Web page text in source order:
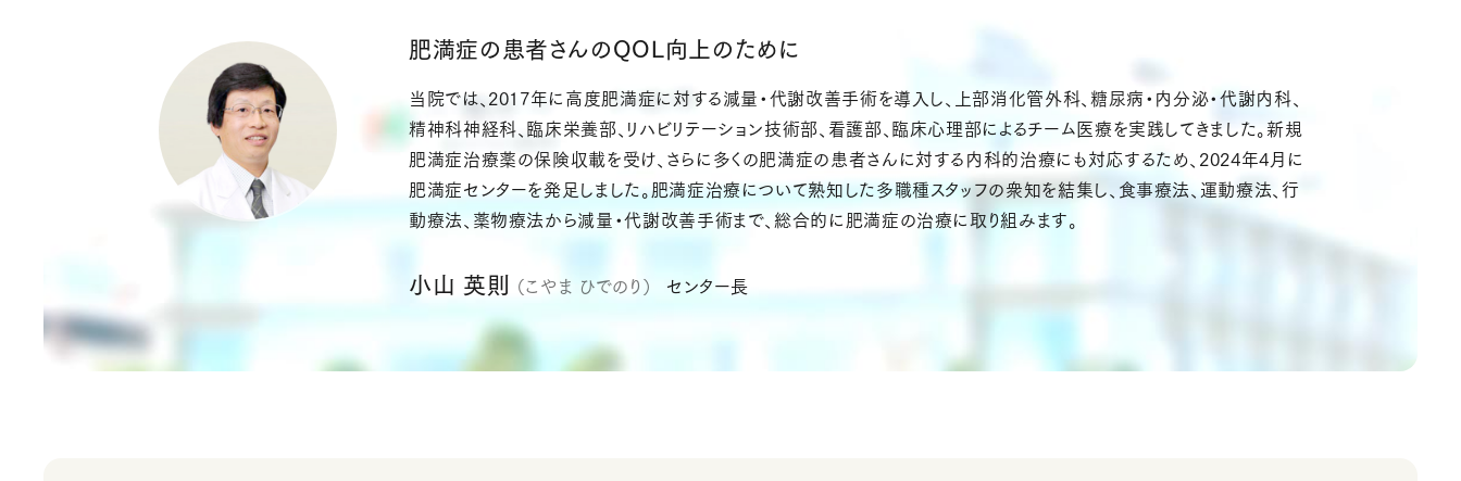
肥満症の患者さんのQOL向上のために
当院では、2017年に高度肥満症に対する減量・代謝改善手術を導入し、上部消化管外科、糖尿病・内分泌・代謝内科、
精神科神経科、臨床栄養部、リハビリテーション技術部、看護部、臨床心理部によるチーム医療を実践してきました。新規
肥満症治療薬の保険収載を受け、さらに多くの肥満症の患者さんに対する内科的治療にも対応するため、2024年4月に
肥満症センターを発足しました。肥満症治療について熟知した多職種スタッフの衆知を結集し、食事療法、運動療法、行
動療法、薬物療法から減量・代謝改善手術まで、総合的に肥満症の治療に取り組みます。
小山 英則 （こやま ひでのり） センター長